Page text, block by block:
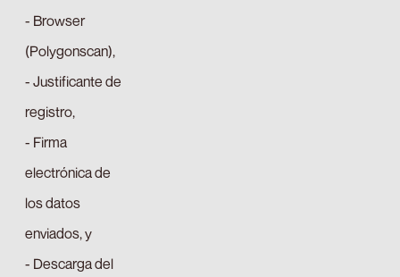
- Browser
(Polygonscan),
- Justificante de
registro,
- Firma
electrónica de
los datos
enviados, y
- Descarga del